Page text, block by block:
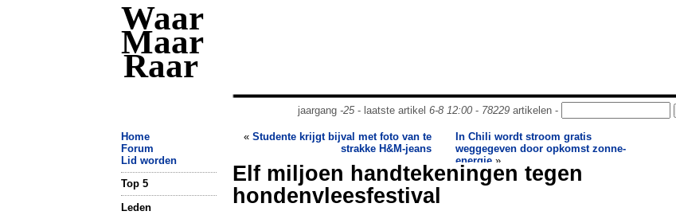
Waar
Maar
Raar
jaargang -25- laatste artikel 6-8 12:00- 78229artikelen -
Home
Forum
Lid worden
Top 5
Leden
« Studente krijgt bijval met foto van te
strakke H&M-jeans
In Chili wordt stroom gratis
weggegeven door opkomst zonne-
energie »
Elf miljoen handtekeningen tegen
hondenvleesfestival